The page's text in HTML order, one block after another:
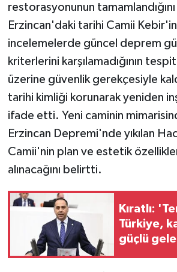
restorasyonunun
Erzincan'daki tarihi Camii
incelemelerde güncel deprem
kriterlerini karşılamadığının
üzerine güvenlik gerekçesiyle
tarihi kimliği korunarak yeniden
ifade etti. Yeni caminin
Erzincan Depremi'nde yıkılan
Camii'nin plan ve estetik
alınacağını belirtti.
Kıratlı:
Türkiye,
güçlü